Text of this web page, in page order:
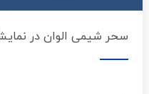
سحر شیمی الوان در